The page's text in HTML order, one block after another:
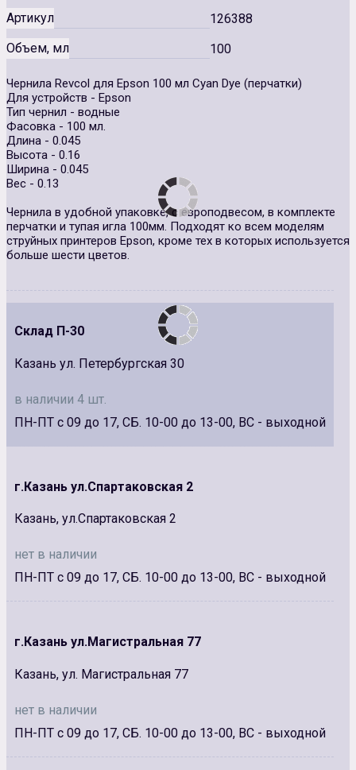
Артикул
126388
Объем, мл
100
Чернила Revcol для Epson 100 мл Cyan Dye (перчатки)
Для устройств - Epson
Тип чернил - водные
Фасовка - 100 мл.
Длина - 0.045
Высота - 0.16
Ширина - 0.045
Вес - 0.13
Чернила в удобной упаковке, с европодвесом, в комплекте
перчатки и тупая игла 100мм. Подходят ко всем моделям
струйных принтеров Epson, кроме тех в которых используется
больше шести цветов.
Склад П-30
Казань ул. Петербургская 30
в наличии 4 шт.
ПН-ПТ с 09 до 17, СБ. 10-00 до 13-00, ВС - выходной
г.Казань ул.Спартаковская 2
Казань, ул.Спартаковская 2
нет в наличии
ПН-ПТ с 09 до 17, СБ. 10-00 до 13-00, ВС - выходной
г.Казань ул.Магистральная 77
Казань, ул. Магистральная 77
нет в наличии
ПН-ПТ с 09 до 17, СБ. 10-00 до 13-00, ВС - выходной